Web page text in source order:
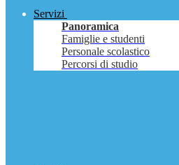
Servizi
Panoramica
Famiglie e studenti
Personale scolastico
Percorsi di studio